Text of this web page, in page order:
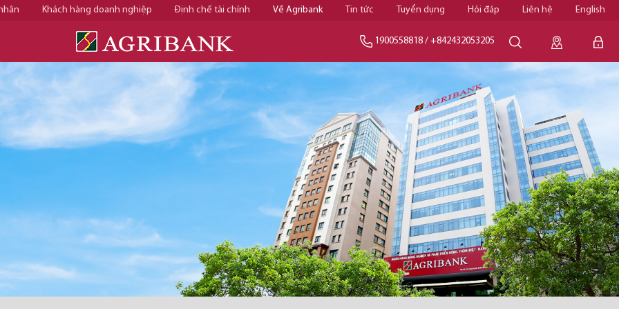
Khách hàng doanh nghiệp Định chế tài chính Về Agribank Tin tức Tuyển dụng Hỏi đáp Liên hệ English
1900558818 / +842432053205